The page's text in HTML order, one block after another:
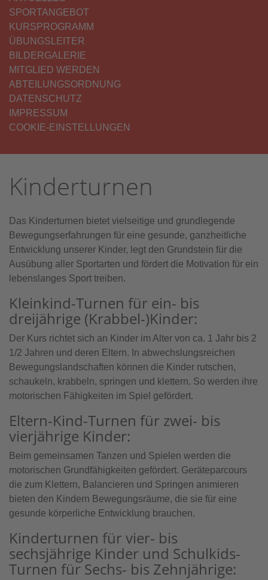
SPORTANGEBOT
KURSPROGRAMM
ÜBUNGSLEITER
BILDERGALERIE
MITGLIED WERDEN
ABTEILUNGSORDNUNG
DATENSCHUTZ
IMPRESSUM
COOKIE-EINSTELLUNGEN
Kinderturnen
Das Kinderturnen bietet vielseitige und grundlegende
Bewegungserfahrungen für eine gesunde, ganzheitliche
Entwicklung unserer Kinder, legt den Grundstein für die
Ausübung aller Sportarten und fördert die Motivation für ein
lebenslanges Sport treiben.
Kleinkind-Turnen für ein- bis
dreijährige (Krabbel-)Kinder:
Der Kurs richtet sich an Kinder im Alter von ca. 1 Jahr bis 2
1/2 Jahren und deren Eltern. In abwechslungsreichen
Bewegungslandschaften können die Kinder rutschen,
schaukeln, krabbeln, springen und klettern. So werden ihre
motorischen Fähigkeiten im Spiel gefördert.
Eltern-Kind-Turnen für zwei- bis
vierjährige Kinder:
Beim gemeinsamen Tanzen und Spielen werden die
motorischen Grundfähigkeiten gefördert. Geräteparcours
die zum Klettern, Balancieren und Springen animieren
bieten den Kindern Bewegungsräume, die sie für eine
gesunde körperliche Entwicklung brauchen.
Kinderturnen für vier- bis
sechsjährige Kinder und Schulkids-
Turnen für Sechs- bis Zehnjährige: